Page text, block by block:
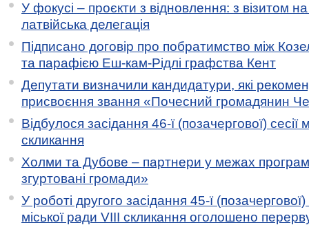
У фокусі – проєкти з відновлення: з візитом
латвійська делегація
Підписано договір про побратимство між
та парафією Еш-кам-Рідлі графства Кент
Депутати визначили кандидатури, які
присвоєння звання «Почесний громадянин
Відбулося засідання 46-ї (позачергової) сесії
скликання
Холми та Дубове – партнери у межах
згуртовані громади»
У роботі другого засідання 45-ї (позачергової)
міської ради VIII скликання оголошено